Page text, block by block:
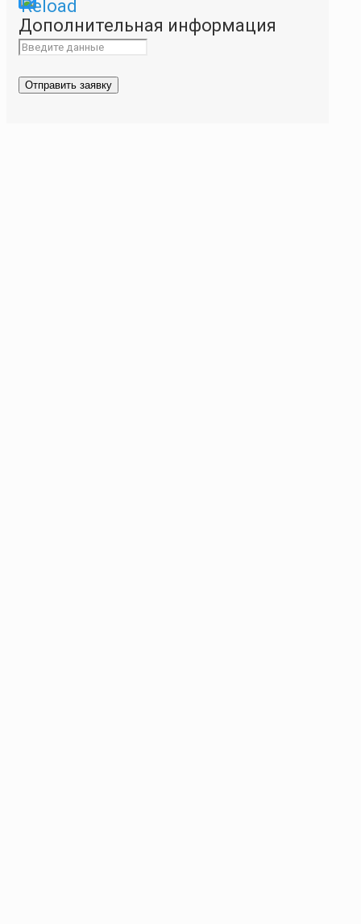
Please
enter
characters
Дополнительная информация